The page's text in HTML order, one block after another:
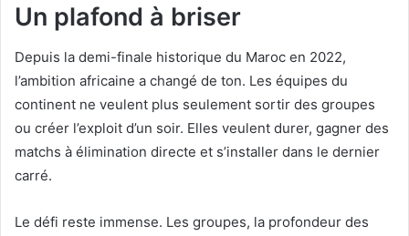
Un plafond à briser
Depuis la demi-finale historique du Maroc en 2022,
l’ambition africaine a changé de ton. Les équipes du
continent ne veulent plus seulement sortir des groupes
ou créer l’exploit d’un soir. Elles veulent durer, gagner des
matchs à élimination directe et s’installer dans le dernier
carré.
Le défi reste immense. Les groupes, la profondeur des